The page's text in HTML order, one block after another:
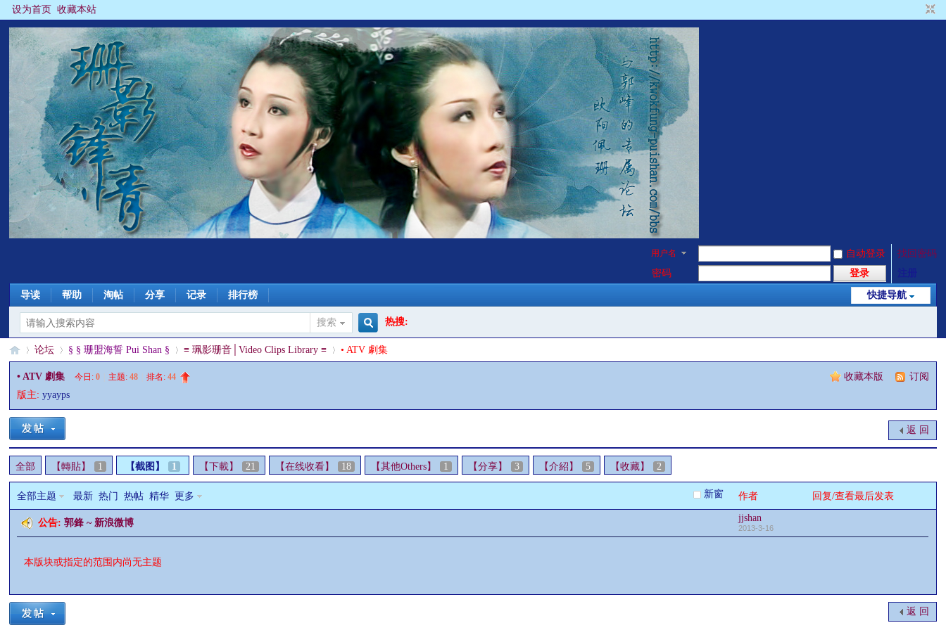
设为首页 收藏本站
用户名 自动登录
找回密码
密码
登录
快捷导航
导读 帮助 淘帖 分享 记录 排行榜
搜索
搜
热搜:
§ »
论坛
›
§ § 珊盟海誓 Pui Shan §
›
≡ 珮影珊音│Video Clips Library ≡
›
• ATV 劇集
收藏本版 订阅
• ATV 劇集 今日:0 主题:48 排名:44
版主:yyayps
返 回
全部 【轉貼】 1 【截图】 1 【下載】 21 【在线收看】 18 【其他Others】 1 【分享】 3 【介紹】 5 【收藏】 2
新窗
全部主题 最新 热门 热帖 精华 更多 作者 回复/查看最后发表
公告:郭鋒 ~ 新浪微博 jjshan
2013-3-16
本版块或指定的范围内尚无主题
返 回